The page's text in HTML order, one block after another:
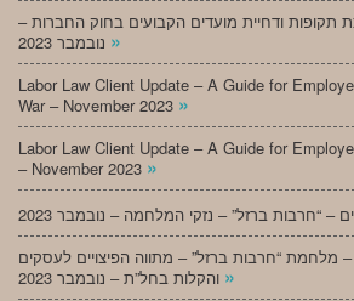
תקופות ודחיית מועדים הקבועים בחוק החברות –
»
Labor Law Client Update – A Guide for
War – November 2023 »
Labor Law Client Update – A Guide for
– November 2023 »
– מלחמת “חרבות ברזל” – מתווה הפיצויים לעסקים
»